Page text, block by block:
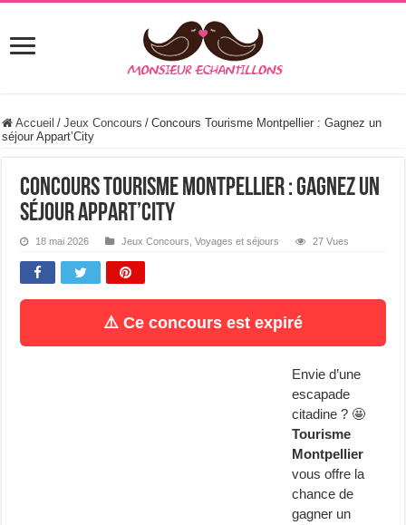
Accueil / Jeux Concours / Concours Tourisme Montpellier : Gagnez un
séjour Appart’City
Concours Tourisme Montpellier : Gagnez un
séjour Appart’City
18 mai 2026 Jeux Concours ,Voyages et séjours 27 Vues
⚠️ Ce concours est expiré
Envie d’une
escapade
citadine ? 🤩
Tourisme
Montpellier
vous offre la
chance de
gagner un